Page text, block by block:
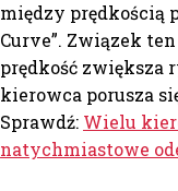
między prędkością
Curve”. Związek
prędkość zwiększa
kierowca porusza
Sprawdź: Wielu
natychmiastowe